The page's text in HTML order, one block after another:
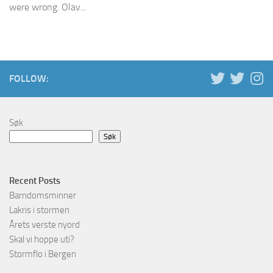
were wrong. Olav...
FOLLOW:
Søk
Søk
Recent Posts
Barndomsminner
Lakris i stormen
Årets verste nyord
Skal vi hoppe uti?
Stormflo i Bergen